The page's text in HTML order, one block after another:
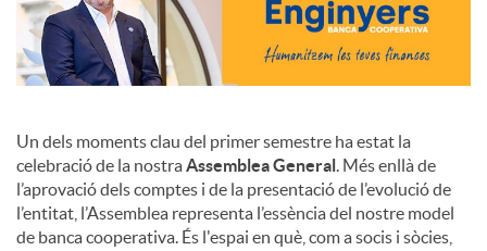
Un dels moments clau del primer semestre ha estat la
celebració de la nostra Assemblea General . Més enllà de
l’aprovació dels comptes i de la presentació de l’evolució de
l’entitat, l’Assemblea representa l’essència del nostre model
de banca cooperativa. És l'espai en què, com a socis i sòcies,